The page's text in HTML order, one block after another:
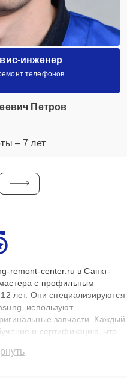
инженер
телефонов
Петров
– 7 лет
remont-center.ru в Санкт-
с профильным
лет. Они специализируются
используют
запчасти. Каждый
и сертификацию, что
гарантии до 3 лет.